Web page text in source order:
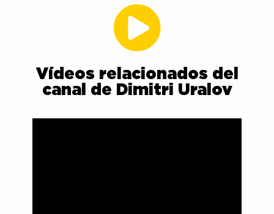
Vídeos relacionados del
canal de Dimitri Uralov